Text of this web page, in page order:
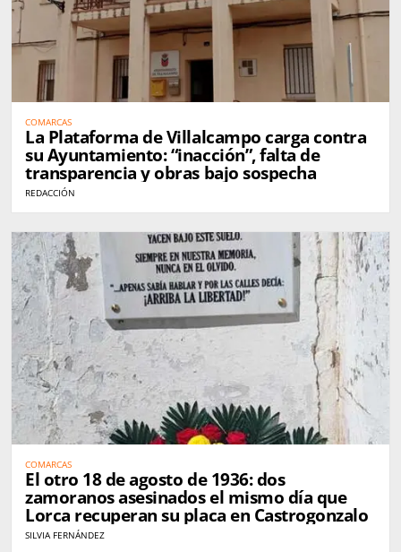
COMARCAS
La Plataforma de Villalcampo carga contra
su Ayuntamiento: “inacción”, falta de
transparencia y obras bajo sospecha
REDACCIÓN
COMARCAS
El otro 18 de agosto de 1936: dos
zamoranos asesinados el mismo día que
Lorca recuperan su placa en Castrogonzalo
SILVIA FERNÁNDEZ